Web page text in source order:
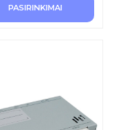
PASIRINKIMAI